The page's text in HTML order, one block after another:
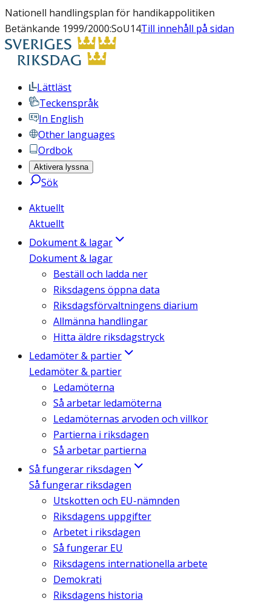
Nationell handlingsplan för handikappolitiken
Betänkande 1999/2000:SoU14Till innehåll på sidan
Lättläst
Teckenspråk
In English
Other languages
Ordbok
Aktivera lyssna
Sök
Aktuellt
Aktuellt
Dokument & lagar
Dokument & lagar
Beställ och ladda ner
Riksdagens öppna data
Riksdagsförvaltningens diarium
Allmänna handlingar
Hitta äldre riksdagstryck
Ledamöter & partier
Ledamöter & partier
Ledamöterna
Så arbetar ledamöterna
Ledamöternas arvoden och villkor
Partierna i riksdagen
Så arbetar partierna
Så fungerar riksdagen
Så fungerar riksdagen
Utskotten och EU-nämnden
Riksdagens uppgifter
Arbetet i riksdagen
Så fungerar EU
Riksdagens internationella arbete
Demokrati
Riksdagens historia